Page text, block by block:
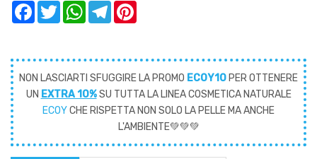
FacebookTwitterWhatsAppTelegram
NON LASCIARTI SFUGGIRE LA PROMO ECOY10 PER OTTENERE
UN EXTRA 10%SU TUTTA LA LINEA COSMETICA NATURALE
ECOYCHE RISPETTA NON SOLO LA PELLE MA ANCHE
L'AMBIENTE💚💚💚